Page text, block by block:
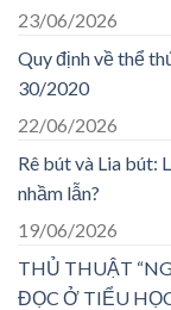
23/06/2026
Quy định về thể
30/2020
22/06/2026
Rê bút và Lia bút:
nhầm lẫn?
19/06/2026
THỦ THUẬT
ĐỌC Ở TIỂU